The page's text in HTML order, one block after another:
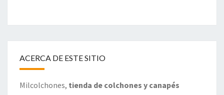
ACERCA DE ESTE SITIO
Milcolchones, tienda de colchones y canapés